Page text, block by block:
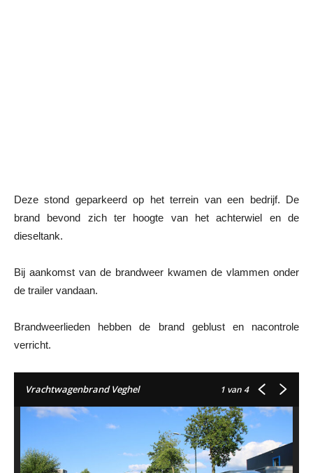
Deze stond geparkeerd op het terrein van een bedrijf. De
brand bevond zich ter hoogte van het achterwiel en de
dieseltank.
Bij aankomst van de brandweer kwamen de vlammen onder
de trailer vandaan.
Brandweerlieden hebben de brand geblust en nacontrole
verricht.
Vrachtwagenbrand Veghel 1 van 4